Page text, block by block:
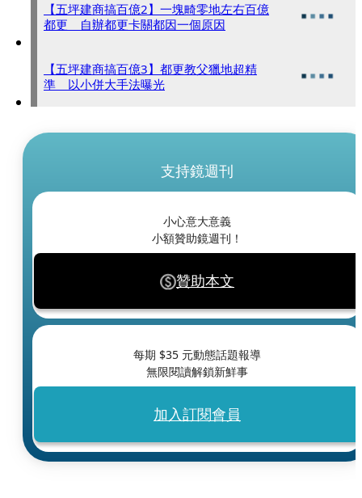
【五坪建商搞百億2】一塊畸零地左右百億
都更 自辦都更卡關都因一個原因
【五坪建商搞百億3】都更教父獵地超精
準 以小併大手法曝光
支持鏡週刊
小心意大意義
小額贊助鏡週刊！
贊助本文
每期 $35 元動態話題報導
無限閱讀解鎖新鮮事
加入訂閱會員